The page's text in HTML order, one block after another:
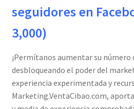
seguidores en
3,000)
¡Permítanos aumentar su número
desbloqueando el poder del
experiencia experimentada y
Marketing.VentaCibao.com,